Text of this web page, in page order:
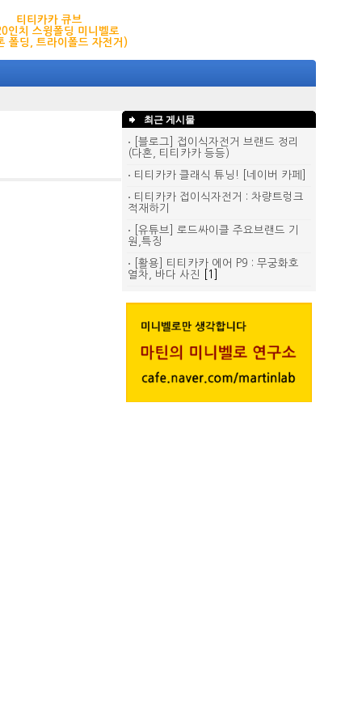
티티카카 큐브
인치 스윙폴딩 미니벨로
폴딩, 트라이폴드 자전거)
최근 게시물
[블로그] 접이식자전거 브랜드 정리
(다혼, 티티카카 등등)
티티카카 클래식 튜닝! [네이버 카페]
티티카카 접이식자전거 : 차량트렁크
적재하기
[유튜브] 로드싸이클 주요브랜드 기
원,특징
[활용] 티티카카 에어 P9 : 무궁화호
열차, 바다 사진
[1]